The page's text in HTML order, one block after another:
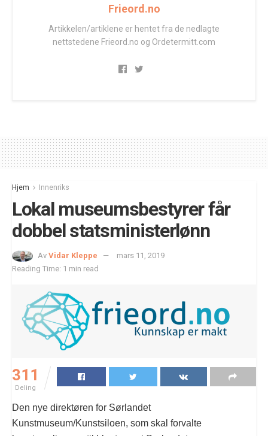
Frieord.no
Artikkelen/artiklene er hentet fra de nedlagte
nettstedene Frieord.no og Ordetermitt.com
Hjem Innenriks
Lokal museumsbestyrer får
dobbel statsministerlønn
Av Vidar Kleppe
mars 11, 2019
Reading Time: 1 min read
311
Deling
Den nye direktøren for Sørlandet
Kunstmuseum/Kunstsiloen, som skal forvalte